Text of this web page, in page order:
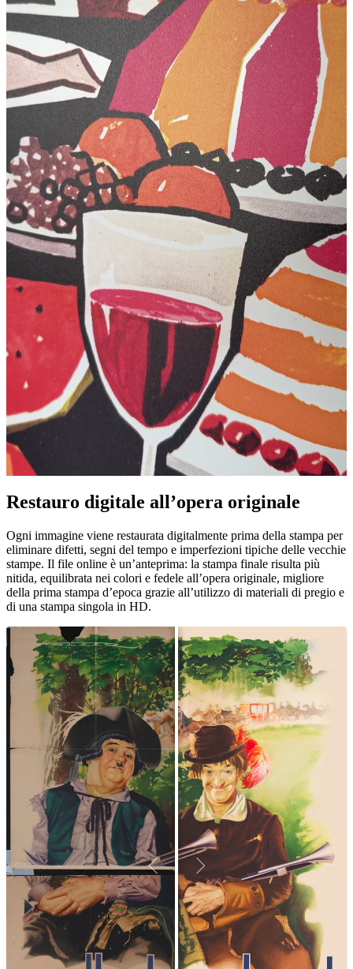
Restauro digitale all’opera originale
Ogni immagine viene restaurata digitalmente prima della stampa per
eliminare difetti, segni del tempo e imperfezioni tipiche delle vecchie
stampe. Il file online è un’anteprima: la stampa finale risulta più
nitida, equilibrata nei colori e fedele all’opera originale, migliore
della prima stampa d’epoca grazie all’utilizzo di materiali di pregio e
di una stampa singola in HD.